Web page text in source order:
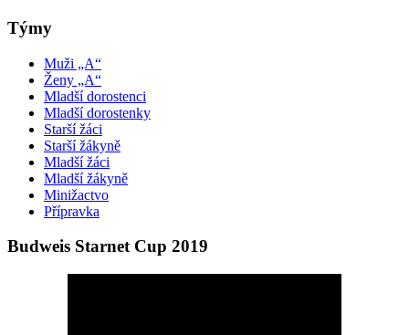
Týmy
Muži „A“
Ženy „A“
Mladší dorostenci
Mladší dorostenky
Starší žáci
Starší žákyně
Mladší žáci
Mladší žákyně
Minižactvo
Přípravka
Budweis Starnet Cup 2019